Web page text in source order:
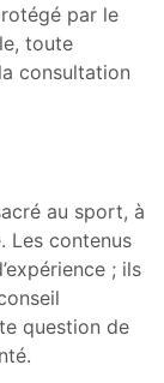
par le
toute
consultation
au sport, à
Les contenus
; ils
question de